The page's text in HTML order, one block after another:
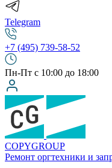
Telegram
+7 (495) 739-58-52
Пн-Пт с 10:00 до 18:00
COPYGROUP
Ремонт оргтехники и